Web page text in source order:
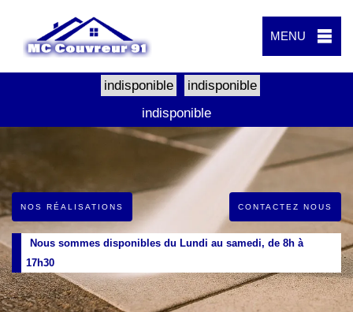
MENU
indisponible
indisponible
indisponible
NOS RÉALISATIONS CONTACTEZ NOUS
Nous sommes disponibles du Lundi au samedi, de 8h à
17h30